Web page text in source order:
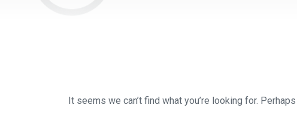
It seems we can’t find what you’re looking for.